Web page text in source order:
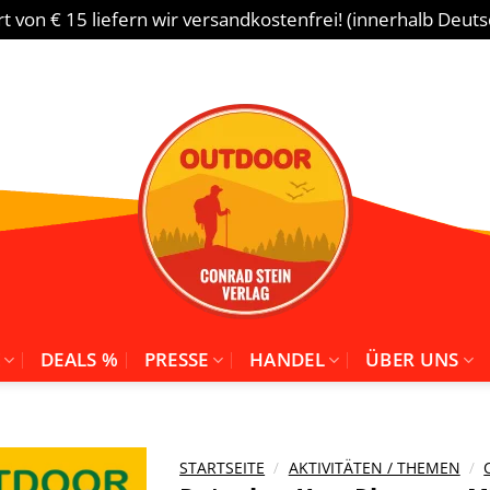
von € 15 liefern wir versandkostenfrei! (innerhalb
DEALS % PRESSE HANDEL ÜBER UNS
STARTSEITE / AKTIVITÄTEN / THEMEN /